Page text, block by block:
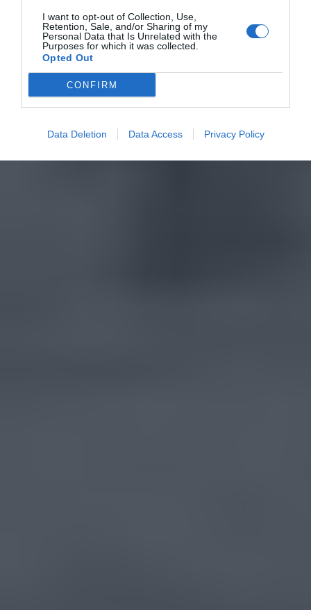
I want to opt-out of Collection, Use,
Retention, Sale, and/or Sharing of my
Personal Data that Is Unrelated with the
Purposes for which it was collected.
Opted Out
CONFIRM
Data Deletion Data Access Privacy Policy